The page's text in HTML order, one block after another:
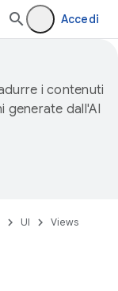
Accedi
i contenuti
generate dall'AI
UI
Views